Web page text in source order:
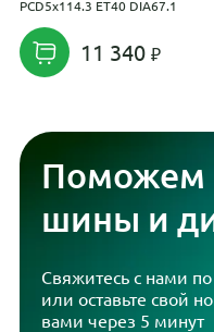
PCD5x114.3 ET40 DIA67.1
11 340
Поможем
шины и
Свяжитесь с нами
или оставьте свой
вами через 5 минут